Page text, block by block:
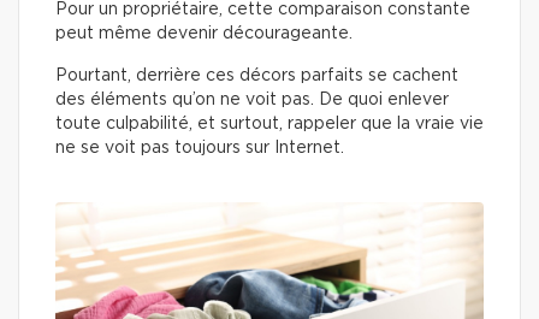
Pour un propriétaire, cette comparaison constante
peut même devenir décourageante.
Pourtant, derrière ces décors parfaits se cachent
des éléments qu’on ne voit pas. De quoi enlever
toute culpabilité, et surtout, rappeler que la vraie vie
ne se voit pas toujours sur Internet.